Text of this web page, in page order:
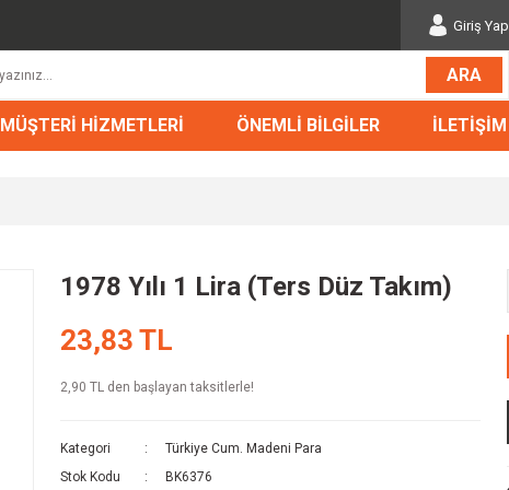
Giriş Yap
ARA
MÜŞTERİ HİZMETLERİ ÖNEMLİ BİLGİLER İLETİŞİM
1978 Yılı 1 Lira (Ters Düz Takım)
23,83 TL
2,90 TL den başlayan taksitlerle!
Kategori
Türkiye Cum. Madeni Para
Stok Kodu
BK6376